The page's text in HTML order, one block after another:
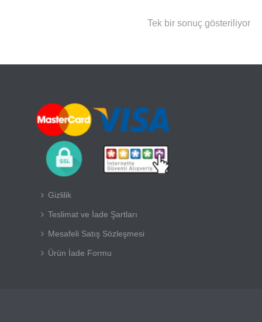
Tek bir sonuç gösteriliyor
Gizlilik
Teslimat ve İade Şartları
Mesafeli Satış Sözleşmesi
Ürün İade Formu